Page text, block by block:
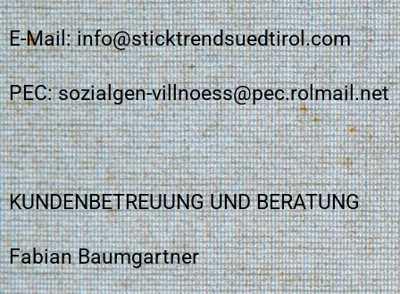
E-Mail: info@sticktrendsuedtirol.com
PEC: sozialgen-villnoess@pec.rolmail.net
KUNDENBETREUUNG UND BERATUNG
Fabian Baumgartner